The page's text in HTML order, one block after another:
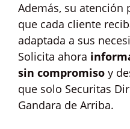
Además, su atención
que cada cliente
adaptada a sus
Solicita ahora
sin compromiso y
que solo Securitas
Gandara de Arriba.